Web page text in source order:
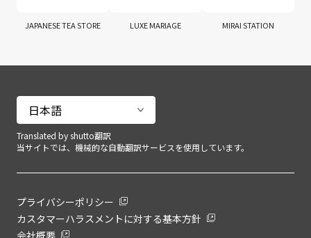
JAPANESE TEA STORE LUXE MARIAGE MIRAI STATION
Translated by shutto翻訳
当サイトでは、機械的な自動翻訳サービスを使用しています。
プライバシーポリシー
カスタマーハラスメントに対する基本方針
会社概要